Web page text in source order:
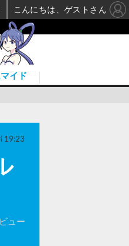
イド
ュー
19:23
こんにちは、ゲストさん